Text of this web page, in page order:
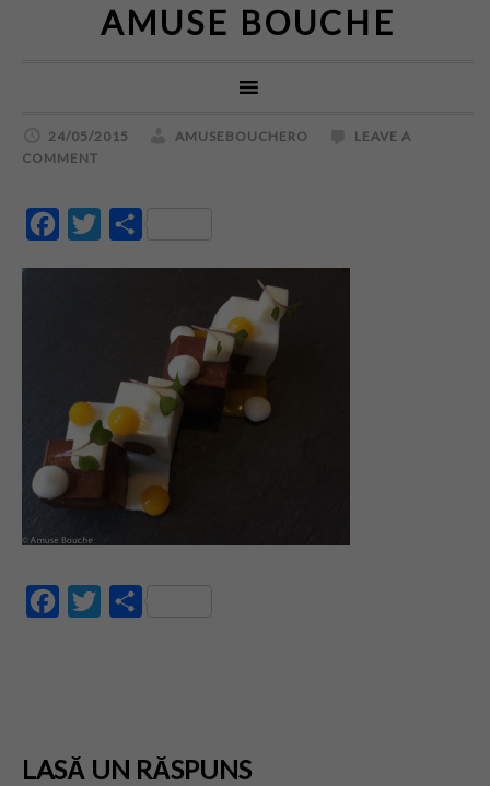
AMUSE BOUCHE
24/05/2015 AMUSEBOUCHERO
LEAVE A
COMMENT
FacebookTwitter
FacebookTwitter
LASĂ UN RĂSPUNS